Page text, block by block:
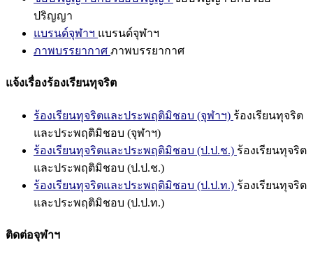
ปริญญา
แบรนด์จุฬาฯ แบรนด์จุฬาฯ
ภาพบรรยากาศ ภาพบรรยากาศ
แจ้งเรื่องร้องเรียนทุจริต
ร้องเรียนทุจริตและประพฤติมิชอบ (จุฬาฯ) ร้องเรียนทุจริต
และประพฤติมิชอบ (จุฬาฯ)
ร้องเรียนทุจริตและประพฤติมิชอบ (ป.ป.ช.) ร้องเรียนทุจริต
และประพฤติมิชอบ (ป.ป.ช.)
ร้องเรียนทุจริตและประพฤติมิชอบ (ป.ป.ท.) ร้องเรียนทุจริต
และประพฤติมิชอบ (ป.ป.ท.)
ติดต่อจุฬาฯ